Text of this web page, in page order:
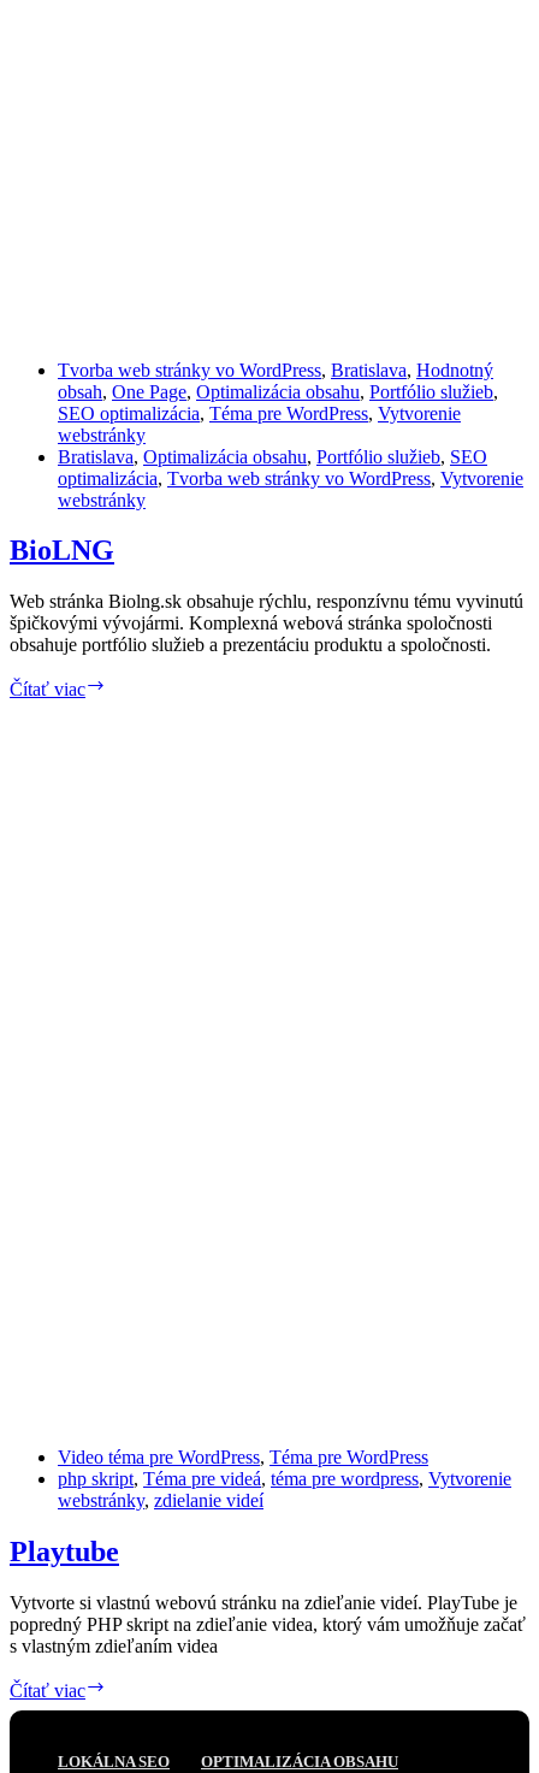
Tvorba web stránky vo WordPress, Bratislava, Hodnotný
obsah, One Page, Optimalizácia obsahu, Portfólio služieb,
SEO optimalizácia, Téma pre WordPress, Vytvorenie
webstránky
Bratislava, Optimalizácia obsahu, Portfólio služieb, SEO
optimalizácia, Tvorba web stránky vo WordPress, Vytvorenie
webstránky
BioLNG
Web stránka Biolng.sk obsahuje rýchlu, responzívnu tému vyvinutú
špičkovými vývojármi. Komplexná webová stránka spoločnosti
obsahuje portfólio služieb a prezentáciu produktu a spoločnosti.
Čítať viac
Video téma pre WordPress, Téma pre WordPress
php skript, Téma pre videá, téma pre wordpress, Vytvorenie
webstránky, zdielanie videí
Playtube
Vytvorte si vlastnú webovú stránku na zdieľanie videí. PlayTube je
popredný PHP skript na zdieľanie videa, ktorý vám umožňuje začať
s vlastným zdieľaním videa
Čítať viac
LOKÁLNA SEO
OPTIMALIZÁCIA OBSAHU